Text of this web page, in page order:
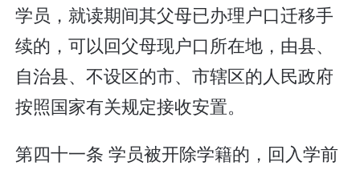
学员，就读期间其父母已办理户口迁移手
续的，可以回父母现户口所在地，由县、
自治县、不设区的市、市辖区的人民政府
按照国家有关规定接收安置。
第四十一条 学员被开除学籍的，回入学前